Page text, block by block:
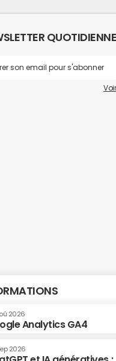
QUOTIDIENNE
2026
Analytics GA4
2026